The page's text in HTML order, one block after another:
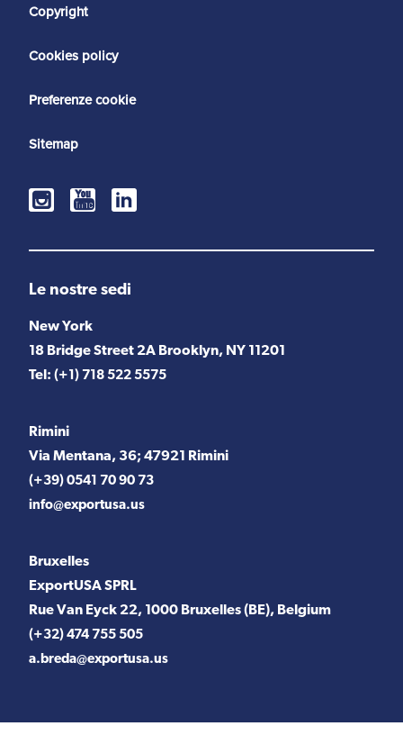
Copyright
Cookies policy
Preferenze cookie
Sitemap
Le nostre sedi
New York
18 Bridge Street 2A Brooklyn, NY 11201
Tel: (+1) 718 522 5575
Rimini
Via Mentana, 36; 47921 Rimini
(+39) 0541 70 90 73
info@exportusa.us
Bruxelles
ExportUSA SPRL
Rue Van Eyck 22, 1000 Bruxelles (BE), Belgium
(+32) 474 755 505
a.breda@exportusa.us